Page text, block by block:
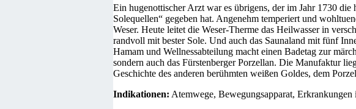
Ein hugenottischer Arzt war es übrigens, der im Jahr 1730
Solequellen“ gegeben hat. Angenehm temperiert und
Weser. Heute leitet die Weser-Therme das Heilwasser in
randvoll mit bester Sole. Und auch das Saunaland mit fünf
Hamam und Wellnessabteilung macht einen Badetag zur
sondern auch das Fürstenberger Porzellan. Die Manufaktur
Geschichte des anderen berühmten weißen Goldes, dem
Indikationen: Atemwege, Bewegungsapparat,